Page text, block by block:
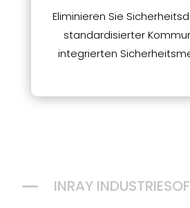
Eliminieren Sie
standardisierter
integrierten
K INRAY